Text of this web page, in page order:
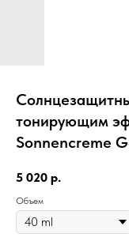
тонирующим
Sonnencreme
5 020 р.
Объем